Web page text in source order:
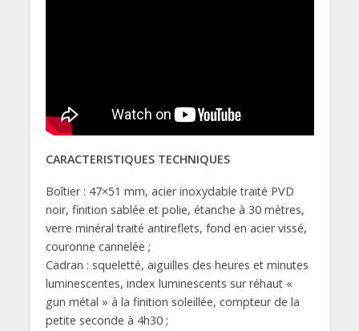
CARACTERISTIQUES TECHNIQUES
Boîtier : 47×51 mm, acier inoxydable traité PVD
noir, finition sablée et polie, étanche à 30 mètres,
verre minéral traité antireflets, fond en acier vissé,
couronne cannelée ;
Cadran : squeletté, aiguilles des heures et minutes
luminescentes, index luminescents sur réhaut «
gun métal » à la finition soleillée, compteur de la
petite seconde à 4h30 ;